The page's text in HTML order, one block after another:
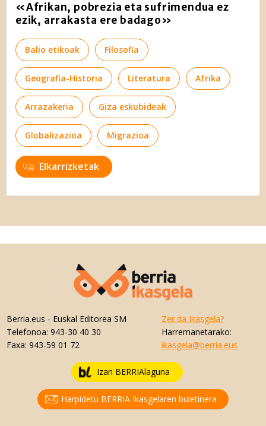
«Afrikan, pobrezia eta sufrimendua ez
ezik, arrakasta ere badago»
Balio etikoak Filosofia
Geografia-Historia Literatura Afrika
Arrazakeria Giza eskubideak
Globalizazioa Migrazioa
Elkarrizketak
Berria.eus - Euskal Editorea SM
Telefonoa: 943-30 40 30
Faxa: 943-59 01 72
Zer da Ikasgela?
Harremanetarako:
ikasgela@berria.eus
Izan BERRIAlaguna
Harpidetu BERRIA Ikasgelaren buletinera